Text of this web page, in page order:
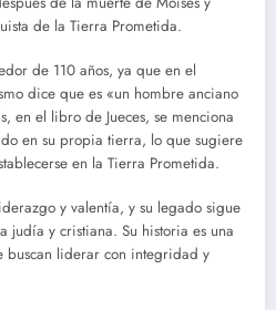
de la Tierra Prometida.
de 110 años, ya que en el
dice que es «un hombre anciano
en el libro de Jueces, se menciona
en su propia tierra, lo que sugiere
en la Tierra Prometida.
y valentía, y su legado sigue
judía y cristiana. Su historia es una
buscan liderar con integridad y